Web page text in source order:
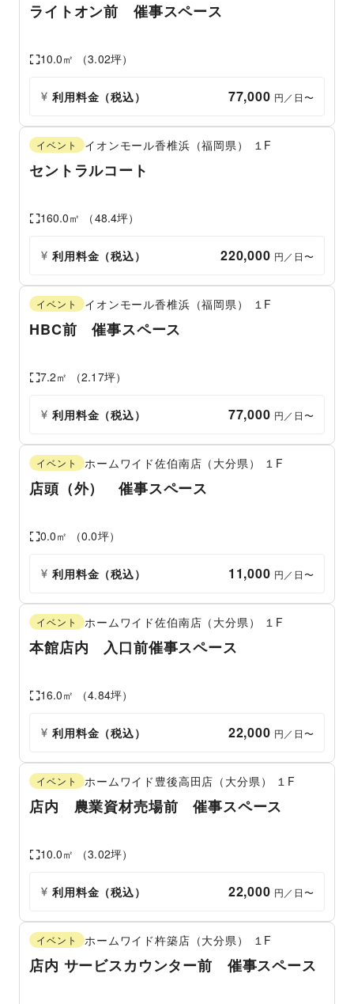
ライトオン前 催事スペース
10.0㎡ （3.02坪）
利用料金（税込） 77,000 円／日〜
イベント イオンモール香椎浜（福岡県） １F
セントラルコート
160.0㎡ （48.4坪）
利用料金（税込） 220,000 円／日〜
イベント イオンモール香椎浜（福岡県） １F
HBC前 催事スペース
7.2㎡ （2.17坪）
利用料金（税込） 77,000 円／日〜
イベント ホームワイド佐伯南店（大分県） １F
店頭（外） 催事スペース
0.0㎡ （0.0坪）
利用料金（税込） 11,000 円／日〜
イベント ホームワイド佐伯南店（大分県） １F
本館店内 入口前催事スペース
16.0㎡ （4.84坪）
利用料金（税込） 22,000 円／日〜
イベント ホームワイド豊後高田店（大分県） １F
店内 農業資材売場前 催事スペース
10.0㎡ （3.02坪）
利用料金（税込） 22,000 円／日〜
イベント ホームワイド杵築店（大分県） １F
店内 サービスカウンター前 催事スペース